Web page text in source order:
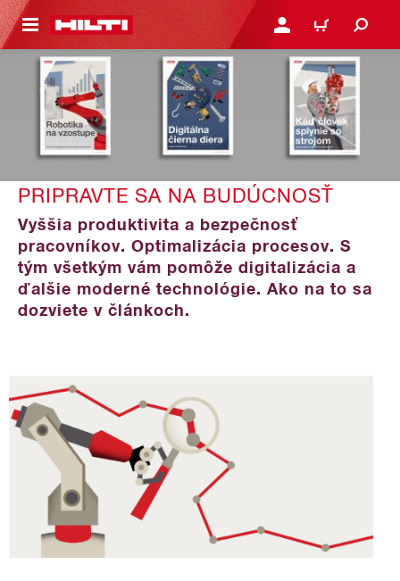
HLAVNÝ OBSAH PRIHLÁSIŤ ALEBO
KOŠÍK
PRIPRAVTE SA NA BUDÚCNOSŤ
Vyššia produktivita a bezpečnosť
pracovníkov. Optimalizácia procesov. S
tým všetkým vám pomôže digitalizácia a
ďalšie moderné technológie. Ako na to sa
dozviete v článkoch.